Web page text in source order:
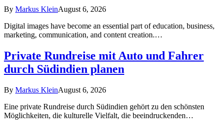
By Markus KleinAugust 6, 2026
Digital images have become an essential part of education, business,
marketing, communication, and content creation.…
Private Rundreise mit Auto und Fahrer
durch Südindien planen
By Markus KleinAugust 6, 2026
Eine private Rundreise durch Südindien gehört zu den schönsten
Möglichkeiten, die kulturelle Vielfalt, die beeindruckenden…